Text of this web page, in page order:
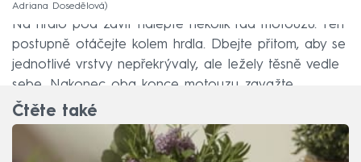
Adriana Dosedělová
Na hrdlo pod závit nalepte několik řad motouzu. Ten
postupně otáčejte kolem hrdla. Dbejte přitom, aby se
jednotlivé vrstvy nepřekrývaly, ale ležely těsně vedle
sebe. Nakonec oba konce motouzu zavažte.
Čtěte také